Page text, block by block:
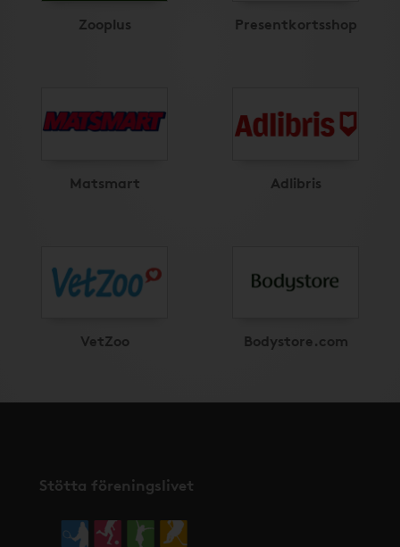
Zooplus Presentkortsshop
Matsmart Adlibris
VetZoo Bodystore.com
Stötta föreningslivet